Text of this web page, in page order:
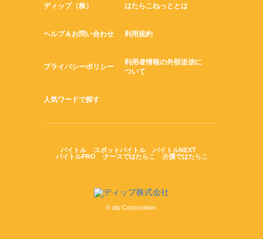
ディップ（株） はたらこねっととは
ヘルプ＆お問い合わせ 利用規約
プライバシーポリシー
利用者情報の外部送信に
ついて
人気ワードで探す
バイトル スポットバイトル
バイトルNEXT
バイトルPRO
ナースではたらこ 介護ではたらこ
© dip Corporation.